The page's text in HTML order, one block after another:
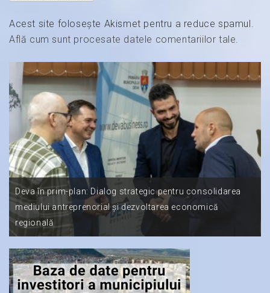
Acest site folosește Akismet pentru a reduce spamul.
Află cum sunt procesate datele comentariilor tale.
Deva în prim-plan: Dialog strategic pentru consolidarea
mediului antreprenorial și dezvoltarea economică
regională